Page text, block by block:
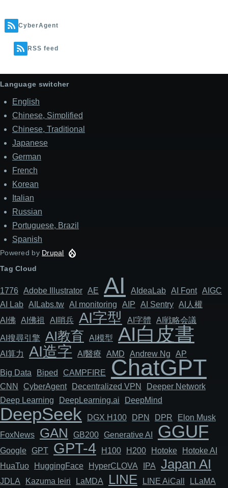
Cyber​​Agent
RSS feed
Language switcher
English
Chinese, Simplified
Chinese, Traditional
Japanese
German
French
Korean
Italian
Russian
Portuguese, Brazil
Spanish
Powered by Drupal
Tag Cloud
1776 Adob​​e Illustrator AE AI AIdeaLab AI Font AIGC
AI Lab AILabs.tw AI monitoring AIP AI Sentry AI人權
AI佛
AI佛祖 AI哨兵 AI字型 AI字體 AI戦略会議
AI搜尋引擎 AI教育 AI模型 AI白皮書
AI算力 AI造字 AI醫療 AMD Andrew Ng AP
Big Data Biped CAMPFIRE ChatGPT
CNN Cyber​​Agent Decentralized VPN
Deeper Network
Deep Learning
DeepLearning.ai DeepMind
DeepSeek DGX H100 DPN DPR
Elon Musk
FoxNews
GAN GB200 Generative AI GGUF
Google GPT GPT-4 H100 H200 Hotoke
Hotoke AI
HuaTuo
HuggingFace HyperCLOVA IPA Japan AI
JDLA Kazuma Ieiri LaMDA LINE LINE AiCall LLaMA